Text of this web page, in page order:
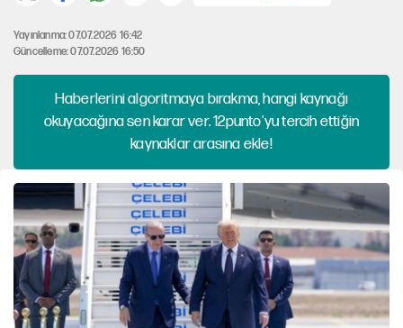
Yayınlanma: 07.07.2026 16:42
Güncelleme: 07.07.2026 16:50
Haberlerini algoritmaya bırakma, hangi kaynağı
okuyacağına sen karar ver. 12punto'yu tercih ettiğin
kaynaklar arasına ekle!